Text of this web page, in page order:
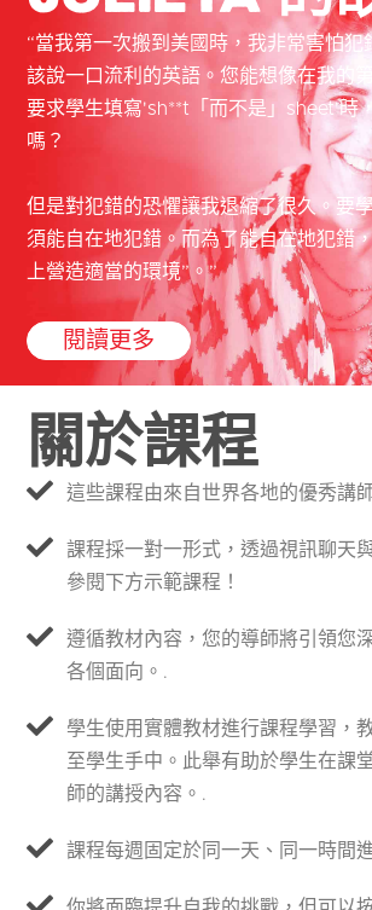
“當我第一次搬到美國時，我非常害怕犯
該說一口流利的英語。您能想像在我的
要求學生填寫'sh**t「而不是」sheet'時
嗎？
但是對犯錯的恐懼讓我退縮了很久。要
須能自在地犯錯。而為了能自在地犯錯
上營造適當的環境”。”
閱讀更多
關於課程
這些課程由來自世界各地的優秀講
課程採一對一形式，透過視訊聊天
參閱下方示範課程！
遵循教材內容，您的導師將引領您
各個面向。.
學生使用實體教材進行課程學習，
至學生手中。此舉有助於學生在課
師的講授內容。.
課程每週固定於同一天、同一時間